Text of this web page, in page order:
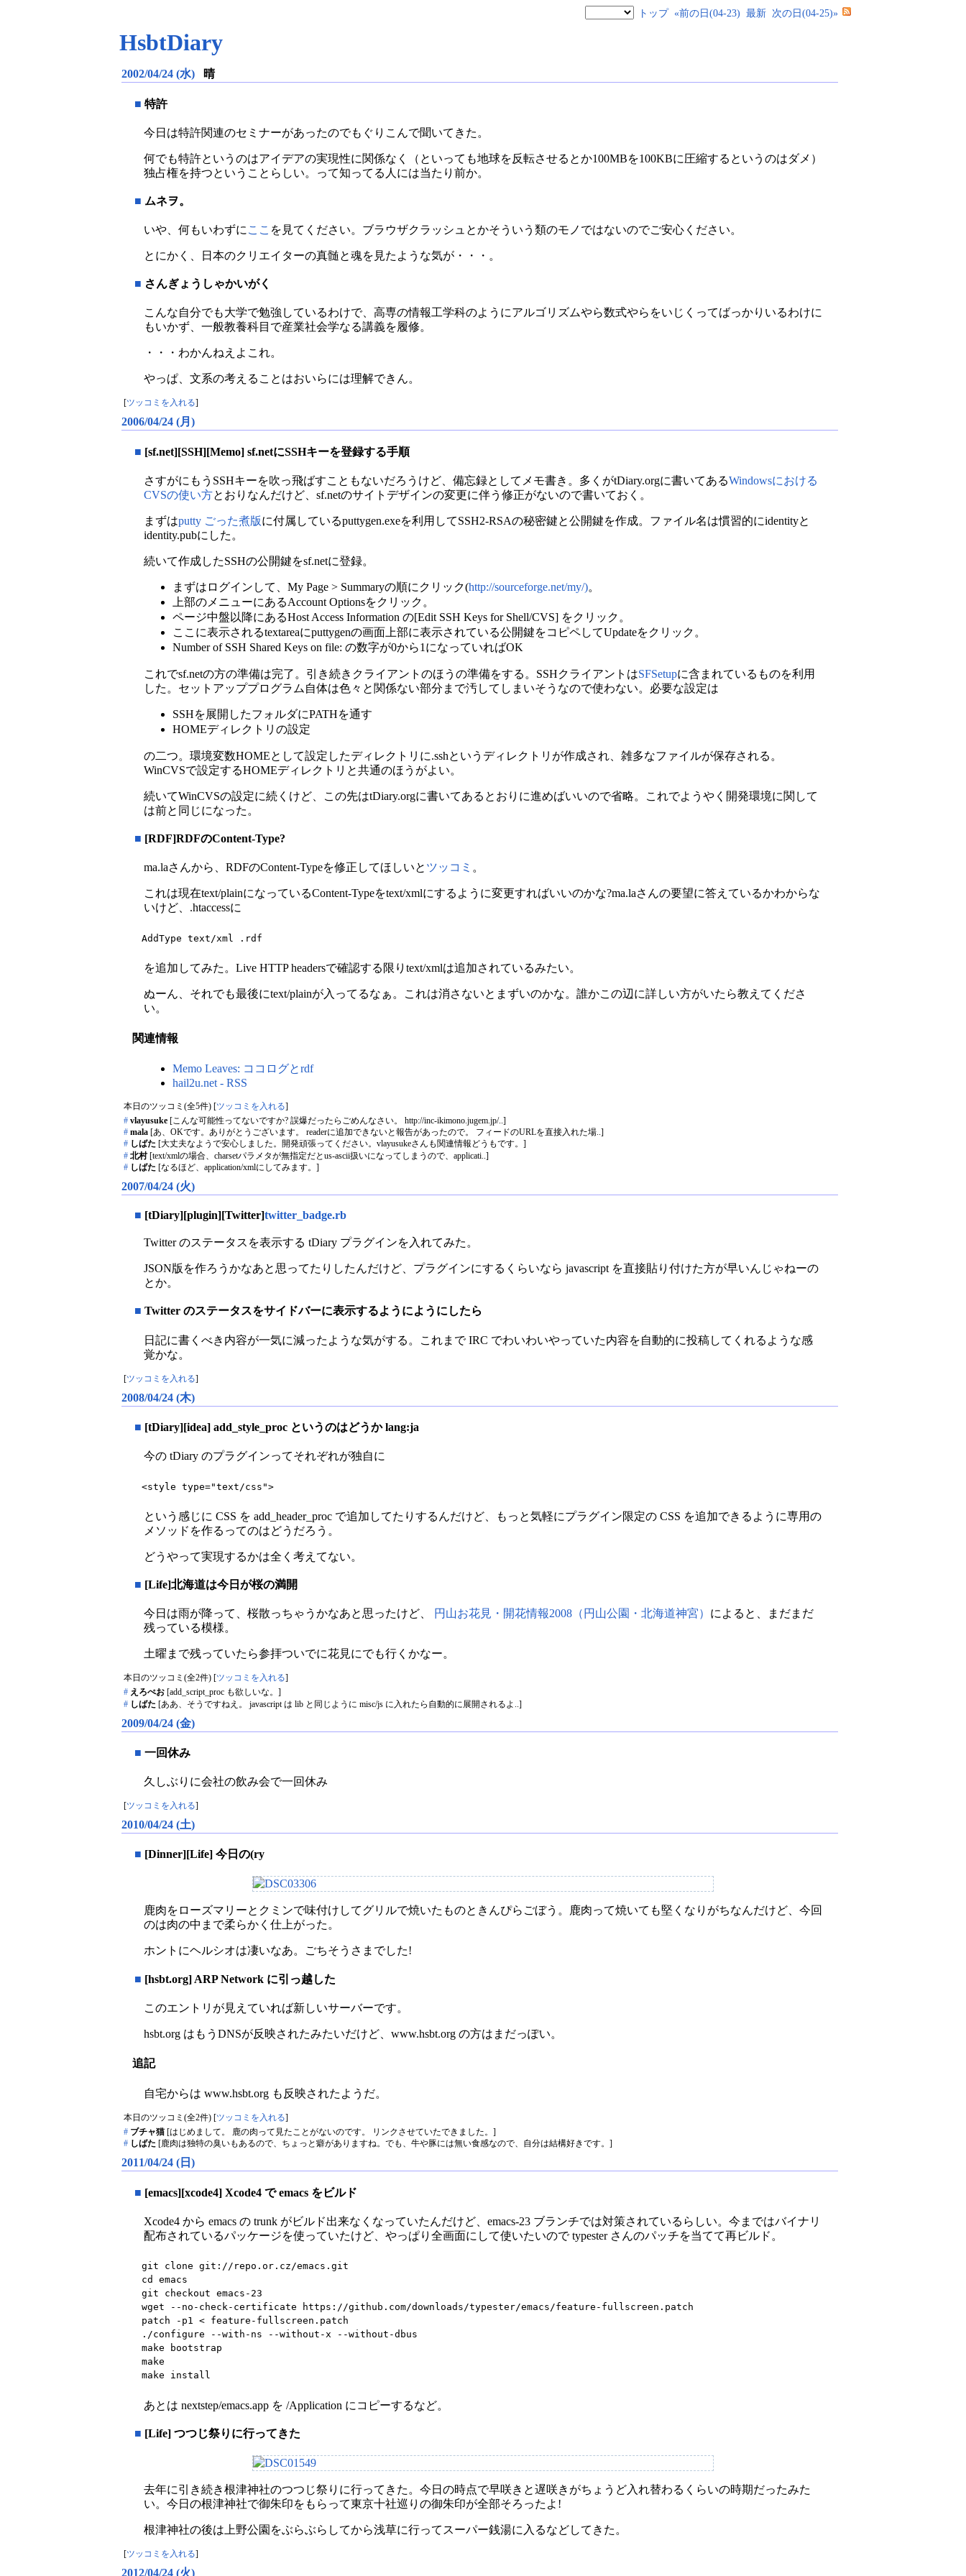
トップ «前の日(04-23) 最新 次の日(04-25)»
HsbtDiary
2002/04/24 (水) 晴
■ 特許
今日は特許関連のセミナーがあったのでもぐりこんで聞いてきた。
何でも特許というのはアイデアの実現性に関係なく（といっても地球を反転させるとか100MBを100KBに圧縮するというのはダメ）
独占権を持つということらしい。って知ってる人には当たり前か。
■ ムネヲ。
いや、何もいわずに ここ を見てください。ブラウザクラッシュとかそういう類のモノではないのでご安心ください。
とにかく、日本のクリエイターの真髄と魂を見たような気が・・・。
■ さんぎょうしゃかいがく
こんな自分でも大学で勉強しているわけで、高専の情報工学科のようにアルゴリズムやら数式やらをいじくってばっかりいるわけに
もいかず、一般教養科目で産業社会学なる講義を履修。
・・・わかんねえよこれ。
やっぱ、文系の考えることはおいらには理解できん。
ツッコミを入れる
2006/04/24 (月)
■ [sf.net][SSH][Memo] sf.netにSSHキーを登録する手順
さすがにもうSSHキーを吹っ飛ばすこともないだろうけど、備忘録としてメモ書き。多くがtDiary.orgに書いてあるWindowsにおける
CVSの使い方とおりなんだけど、sf.netのサイトデザインの変更に伴う修正がないので書いておく。
まずはputty ごった煮版に付属しているputtygen.exeを利用してSSH2-RSAの秘密鍵と公開鍵を作成。ファイル名は慣習的にidentityと
identity.pubにした。
続いて作成したSSHの公開鍵をsf.netに登録。
まずはログインして、My Page > Summaryの順にクリック(http://sourceforge.net/my/)。
上部のメニューにあるAccount Optionsをクリック。
ページ中盤以降にあるHost Access Information の[Edit SSH Keys for Shell/CVS] をクリック。
ここに表示されるtextareaにputtygenの画面上部に表示されている公開鍵をコピペしてUpdateをクリック。
Number of SSH Shared Keys on file: の数字が0から1になっていればOK
これでsf.netの方の準備は完了。引き続きクライアントのほうの準備をする。SSHクライアントはSFSetupに含まれているものを利用
した。セットアッププログラム自体は色々と関係ない部分まで汚してしまいそうなので使わない。必要な設定は
SSHを展開したフォルダにPATHを通す
HOMEディレクトリの設定
の二つ。環境変数HOMEとして設定したディレクトリに.sshというディレクトリが作成され、雑多なファイルが保存される。
WinCVSで設定するHOMEディレクトリと共通のほうがよい。
続いてWinCVSの設定に続くけど、この先はtDiary.orgに書いてあるとおりに進めばいいので省略。これでようやく開発環境に関して
は前と同じになった。
■ [RDF]RDFのContent-Type?
ma.laさんから、RDFのContent-Typeを修正してほしいと ツッコミ 。
これは現在text/plainになっているContent-Typeをtext/xmlにするように変更すればいいのかな?ma.laさんの要望に答えているかわからな
いけど、.htaccessに
AddType text/xml .rdf
を追加してみた。Live HTTP headersで確認する限りtext/xmlは追加されているみたい。
ぬーん、それでも最後にtext/plainが入ってるなぁ。これは消さないとまずいのかな。誰かこの辺に詳しい方がいたら教えてくださ
い。
関連情報
Memo Leaves: ココログとrdf
hail2u.net - RSS
本日のツッコミ(全5件) [ツッコミを入れる]
# vlayusuke [こんな可能性ってないですか? 誤爆だったらごめんなさい。 http://inc-ikimono.jugem.jp/..]
# mala [あ、OKです。ありがとうございます。 readerに追加できないと報告があったので。 フィードのURLを直接入れた場..]
# しばた
[大丈夫なようで安心しました。開発頑張ってください。vlayusukeさんも関連情報どうもです。]
# 北村[text/xmlの場合、charsetパラメタが無指定だとus-ascii扱いになってしまうので、applicati..]
# しばた [なるほど、application/xmlにしてみます。]
2007/04/24 (火)
■ [tDiary][plugin][Twitter]twitter_badge.rb
Twitter のステータスを表示する tDiary プラグインを入れてみた。
JSON版を作ろうかなあと思ってたりしたんだけど、プラグインにするくらいなら javascript を直接貼り付けた方が早いんじゃねーの
とか。
■ Twitter のステータスをサイドバーに表示するようにようにしたら
日記に書くべき内容が一気に減ったような気がする。これまで IRC でわいわいやっていた内容を自動的に投稿してくれるような感
覚かな。
[ツッコミを入れる]
2008/04/24 (木)
■ [tDiary][idea] add_style_proc というのはどうか lang:ja
今の tDiary のプラグインってそれぞれが独自に
<style type="text/css">
という感じに CSS を add_header_proc で追加してたりするんだけど、もっと気軽にプラグイン限定の CSS を追加できるように専用の
メソッドを作るってのはどうだろう。
どうやって実現するかは全く考えてない。
■ [Life]北海道は今日が桜の満開
今日は雨が降って、桜散っちゃうかなあと思ったけど、 円山お花見・開花情報2008（円山公園・北海道神宮） によると、まだまだ
残っている模様。
土曜まで残っていたら参拝ついでに花見にでも行くかなー。
本日のツッコミ(全2件) [ ツッコミを入れる
# えろぺお [add_script_proc も欲しいな。]
# しばた [ああ、そうですねえ。 javascript は lib と同じように misc/js に入れたら自動的に展開されるよ..]
2009/04/24 (金)
■ 一回休み
久しぶりに会社の飲み会で一回休み
[ツッコミを入れる]
2010/04/24 (土)
■ [Dinner][Life] 今日の(ry
鹿肉をローズマリーとクミンで味付けしてグリルで焼いたものときんぴらごぼう。鹿肉って焼いても堅くなりがちなんだけど、今回
のは肉の中まで柔らかく仕上がった。
ホントにヘルシオは凄いなあ。ごちそうさまでした!
■ [hsbt.org] ARP Network に引っ越した
このエントリが見えていれば新しいサーバーです。
hsbt.org はもうDNSが反映されたみたいだけど、www.hsbt.org の方はまだっぽい。
追記
自宅からは www.hsbt.org も反映されたようだ。
本日のツッコミ(全2件) [ ツッコミを入れる
# ブチャ猫 [はじめまして。 鹿の肉って見たことがないのです。 リンクさせていたできました。]
# しばた [鹿肉は独特の臭いもあるので、ちょっと癖がありますね。でも、牛や豚には無い食感なので、自分は結構好きです。]
2011/04/24 (日)
■ [emacs][xcode4] Xcode4 で emacs をビルド
Xcode4 から emacs の trunk がビルド出来なくなっていたんだけど、emacs-23 ブランチでは対策されているらしい。今まではバイナリ
配布されているパッケージを使っていたけど、やっぱり全画面にして使いたいので typester さんのパッチを当てて再ビルド。
git clone git://repo.or.cz/emacs.git
cd emacs
git checkout emacs-23
wget --no-check-certificate https://github.com/downloads/typester/emacs/feature-fullscreen.patch
patch -p1 < feature-fullscreen.patch
./configure --with-ns --without-x --without-dbus
make bootstrap
make
make install
あとは nextstep/emacs.app を /Application にコピーするなど。
■ [Life] つつじ祭りに行ってきた
去年に引き続き根津神社のつつじ祭りに行ってきた。今日の時点で早咲きと遅咲きがちょうど入れ替わるくらいの時期だったみた
い。今日の根津神社で御朱印をもらって東京十社巡りの御朱印が全部そろったよ!
根津神社の後は上野公園をぶらぶらしてから浅草に行ってスーパー銭湯に入るなどしてきた。
ツッコミを入れる
2012/04/24 (火)